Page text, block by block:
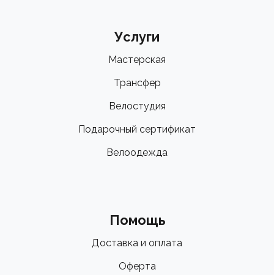
Услуги
Мастерская
Трансфер
Велостудия
Подарочный сертификат
Велоодежда
Помощь
Доставка и оплата
Оферта